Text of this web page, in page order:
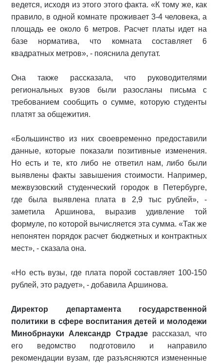
ведется, исходя из этого этого факта. «К тому же, как
правило, в одной комнате проживает 3-4 человека, а
площадь ее около 6 метров. Расчет платы идет на
базе норматива, что комната составляет 6
квадратных метров», - пояснила депутат.
Она также рассказала, что руководителями
региональных вузов были разосланы письма с
требованием сообщить о сумме, которую студенты
платят за общежития.
«Большинство из них своевременно предоставили
данные, которые показали позитивные изменения.
Но есть и те, кто либо не ответил нам, либо были
выявлены факты завышения стоимости. Например,
межвузовский студенческий городок в Петербурге,
где была выявлена плата в 2,9 тыс рублей», -
заметила Аршинова, выразив удивление той
формуле, по которой вычисляется эта сумма. «Так же
непонятен порядок расчет бюджетных и контрактных
мест», - сказала она.
«Но есть вузы, где плата порой составляет 100-150
рублей, это радует», - добавила Аршинова.
Директор департамента государственной
политики в сфере воспитания детей и молодежи
Минобрнауки Александр Страдзерассказал, что
его ведомство подготовило и направило
рекомендации вузам, где разъясняются измененные